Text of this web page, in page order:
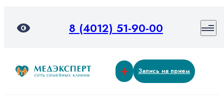
8 (4012) 51-90-00
Запись на прием